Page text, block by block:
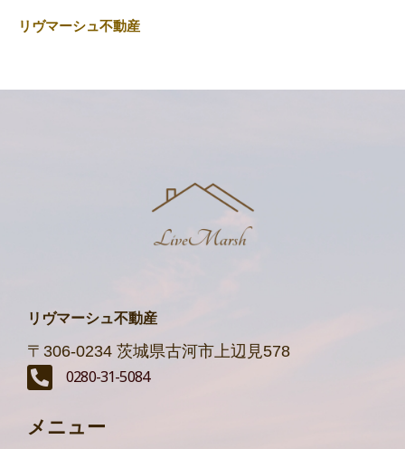
リヴマーシュ不動産
リヴマーシュ不動産
〒306-0234 茨城県古河市上辺見578
0280-31-5084
メニュー